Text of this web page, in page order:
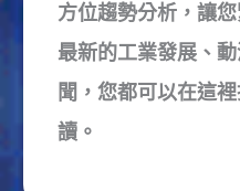
方位趨勢分析，讓
最新的工業發展、
聞，您都可以在這
讀。